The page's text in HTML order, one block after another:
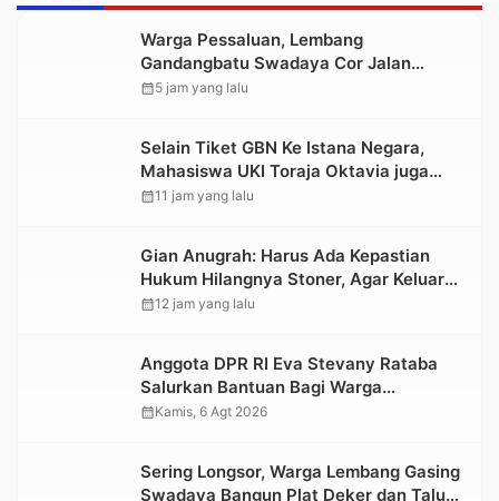
Warga Pessaluan, Lembang
Gandangbatu Swadaya Cor Jalan
Kabupaten
calendar_month5 jam yang lalu
Selain Tiket GBN Ke Istana Negara,
Mahasiswa UKI Toraja Oktavia juga
Lolos ke Pekan Seni Mahasiswa
calendar_month11 jam yang lalu
Gian Anugrah: Harus Ada Kepastian
Hukum Hilangnya Stoner, Agar Keluarga
tidak Larut dalam Trauma dan
calendar_month12 jam yang lalu
Anggota DPR RI Eva Stevany Rataba
Salurkan Bantuan Bagi Warga
Terdampak Longsor di Buntu Pepasan
calendar_monthKamis, 6 Agt 2026
Sering Longsor, Warga Lembang Gasing
Swadaya Bangun Plat Deker dan Talut